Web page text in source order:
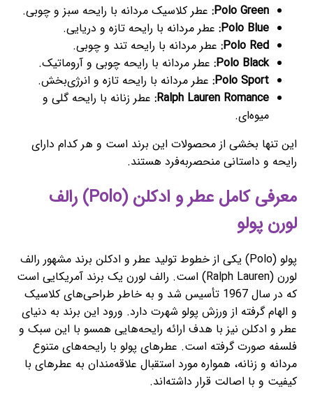
Polo Green: عطر کلاسیک مردانه با رایحه سبز و چوبی.
Polo Blue: عطر مردانه با رایحه تازه و دریایی.
Polo Red: عطر مردانه با رایحه تند و چوبی.
Polo Black: عطر مردانه با رایحه چوبی و آروماتیک.
Polo Sport: عطر مردانه با رایحه تازه و انرژی‌بخش.
Ralph Lauren Romance: عطر زنانه با رایحه گلی و
میوه‌ای.
این تنها بخشی از محصولات این برند است و هر کدام دارای
رایحه و داستانی منحصربه‌فرد هستند.
معرفی کامل عطر و ادکلن (Polo) رالف
لورن پولو
پولو (Polo) یکی از خطوط تولید عطر و ادکلن برند مشهور رالف
لورن (Ralph Lauren) است. رالف لورن یک برند آمریکایی است
که در سال 1967 تأسیس شد و به خاطر طراحی‌های کلاسیک
و الهام گرفته از ورزش پولو شهرت دارد. ورود این برند به دنیای
عطر و ادکلن نیز با هدف ارائه رایحه‌هایی همسو با این سبک و
فلسفه صورت گرفته است. عطرهای پولو با رایحه‌های متنوع
مردانه و زنانه، همواره مورد استقبال علاقه‌مندان به عطرهای با
کیفیت و با اصالت قرار داشته‌اند.